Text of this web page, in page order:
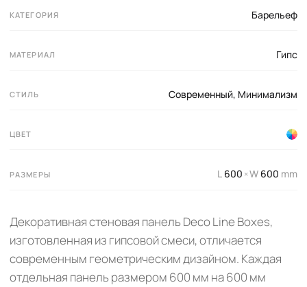
КАТЕГОРИЯ Барельеф
МАТЕРИАЛ Гипс
СТИЛЬ Современный, Минимализм
ЦВЕТ
РАЗМЕРЫ L 600 ×W 600 mm
Декоративная стеновая панель Deco Line Boxes,
изготовленная из гипсовой смеси, отличается
современным геометрическим дизайном. Каждая
отдельная панель размером 600 мм на 600 мм